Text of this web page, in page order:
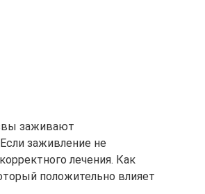
заживают
заживление не
лечения. Как
положительно влияет